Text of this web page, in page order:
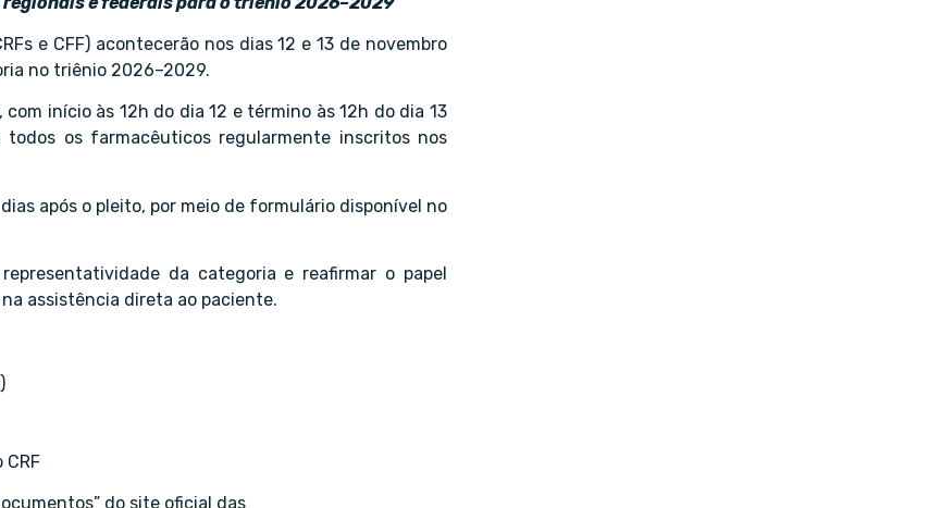
e CFF) acontecerão nos dias 12 e 13 de novembro
no triênio 2026–2029.
início às 12h do dia 12 e término às 12h do dia 13
os farmacêuticos regularmente inscritos nos
após o pleito, por meio de formulário disponível no
da categoria e reafirmar o papel
assistência direta ao paciente.
do site oficial das